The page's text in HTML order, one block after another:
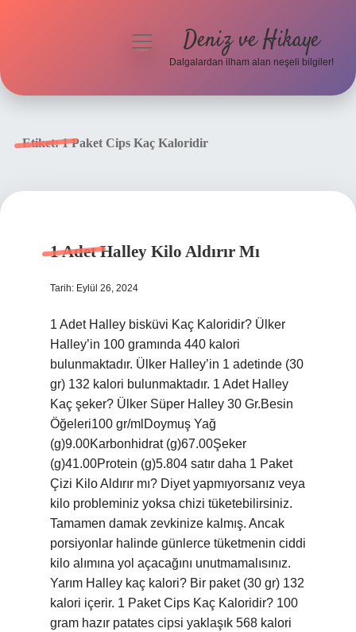
menüyü
Deniz ve Hikaye
Dalgalardan ilham alan neşeli bilgiler!
Etiket:1 Paket Cips Kaç Kaloridir
1 Adet Halley Kilo Aldırır Mı
Tarih: Eylül 26, 2024
1 Adet Halley bisküvi Kaç Kaloridir? Ülker
Halley’in 100 gramında 440 kalori
bulunmaktadır. Ülker Halley’in 1 adetinde (30
gr) 132 kalori bulunmaktadır. 1 Adet Halley
Kaç şeker? Ülker Süper Halley 30 Gr.Besin
Öğeleri100 gr/mlDoymuş Yağ
(g)9.00Karbonhidrat (g)67.00Şeker
(g)41.00Protein (g)5.804 satır daha 1 Paket
Çizi Kilo Aldırır mı? Diyet yapmıyorsanız veya
kilo probleminiz yoksa chizi tüketebilirsiniz.
Tamamen damak zevkinize kalmış. Ancak
porsiyonlar halinde günlerce tüketmenin ciddi
kilo alımına yol açacağını unutmamalısınız.
Yarım Halley kaç kalori? Bir paket (30 gr) 132
kalori içerir. 1 Paket Cips Kaç Kaloridir? 100
gram hazır patates cipsi yaklaşık 568 kalori